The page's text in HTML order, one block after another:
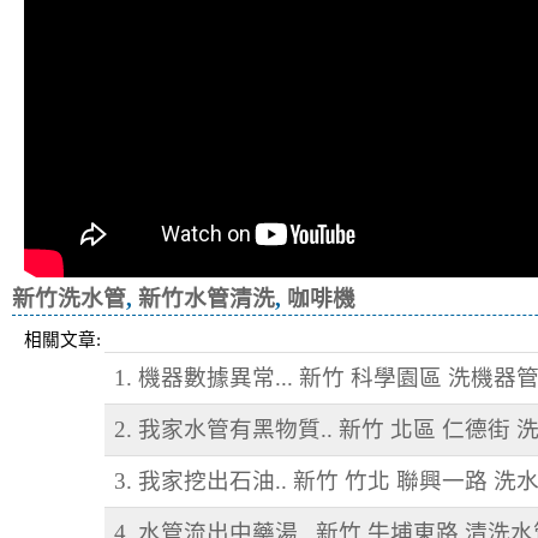
新竹洗水管, 新竹水管清洗, 咖啡機
相關文章:
1. 機器數據異常... 新竹 科學園區 洗機器
2. 我家水管有黑物質.. 新竹 北區 仁德街
3. 我家挖出石油.. 新竹 竹北 聯興一路 洗
4. 水管流出中藥湯.. 新竹 牛埔東路 清洗水